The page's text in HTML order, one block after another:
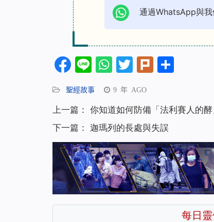
通過WhatsApp與我
Facebook
LineWhatsApp
Twitter
Plurk
聖經故事 9 年 AGO
上一篇： 你知道如何防備「法利賽人的酵
下一篇： 迦瑪列的長處與失誤
每日